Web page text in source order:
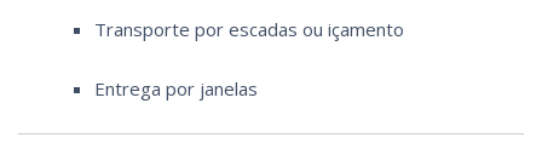
Transporte por escadas ou içamento
Entrega por janelas